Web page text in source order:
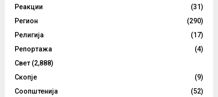
Реакции
(31)
Регион
(290)
Религија
(17)
Репортажа
(4)
Свет (2,888)
Скопје
(9)
Соопштенија
(52)